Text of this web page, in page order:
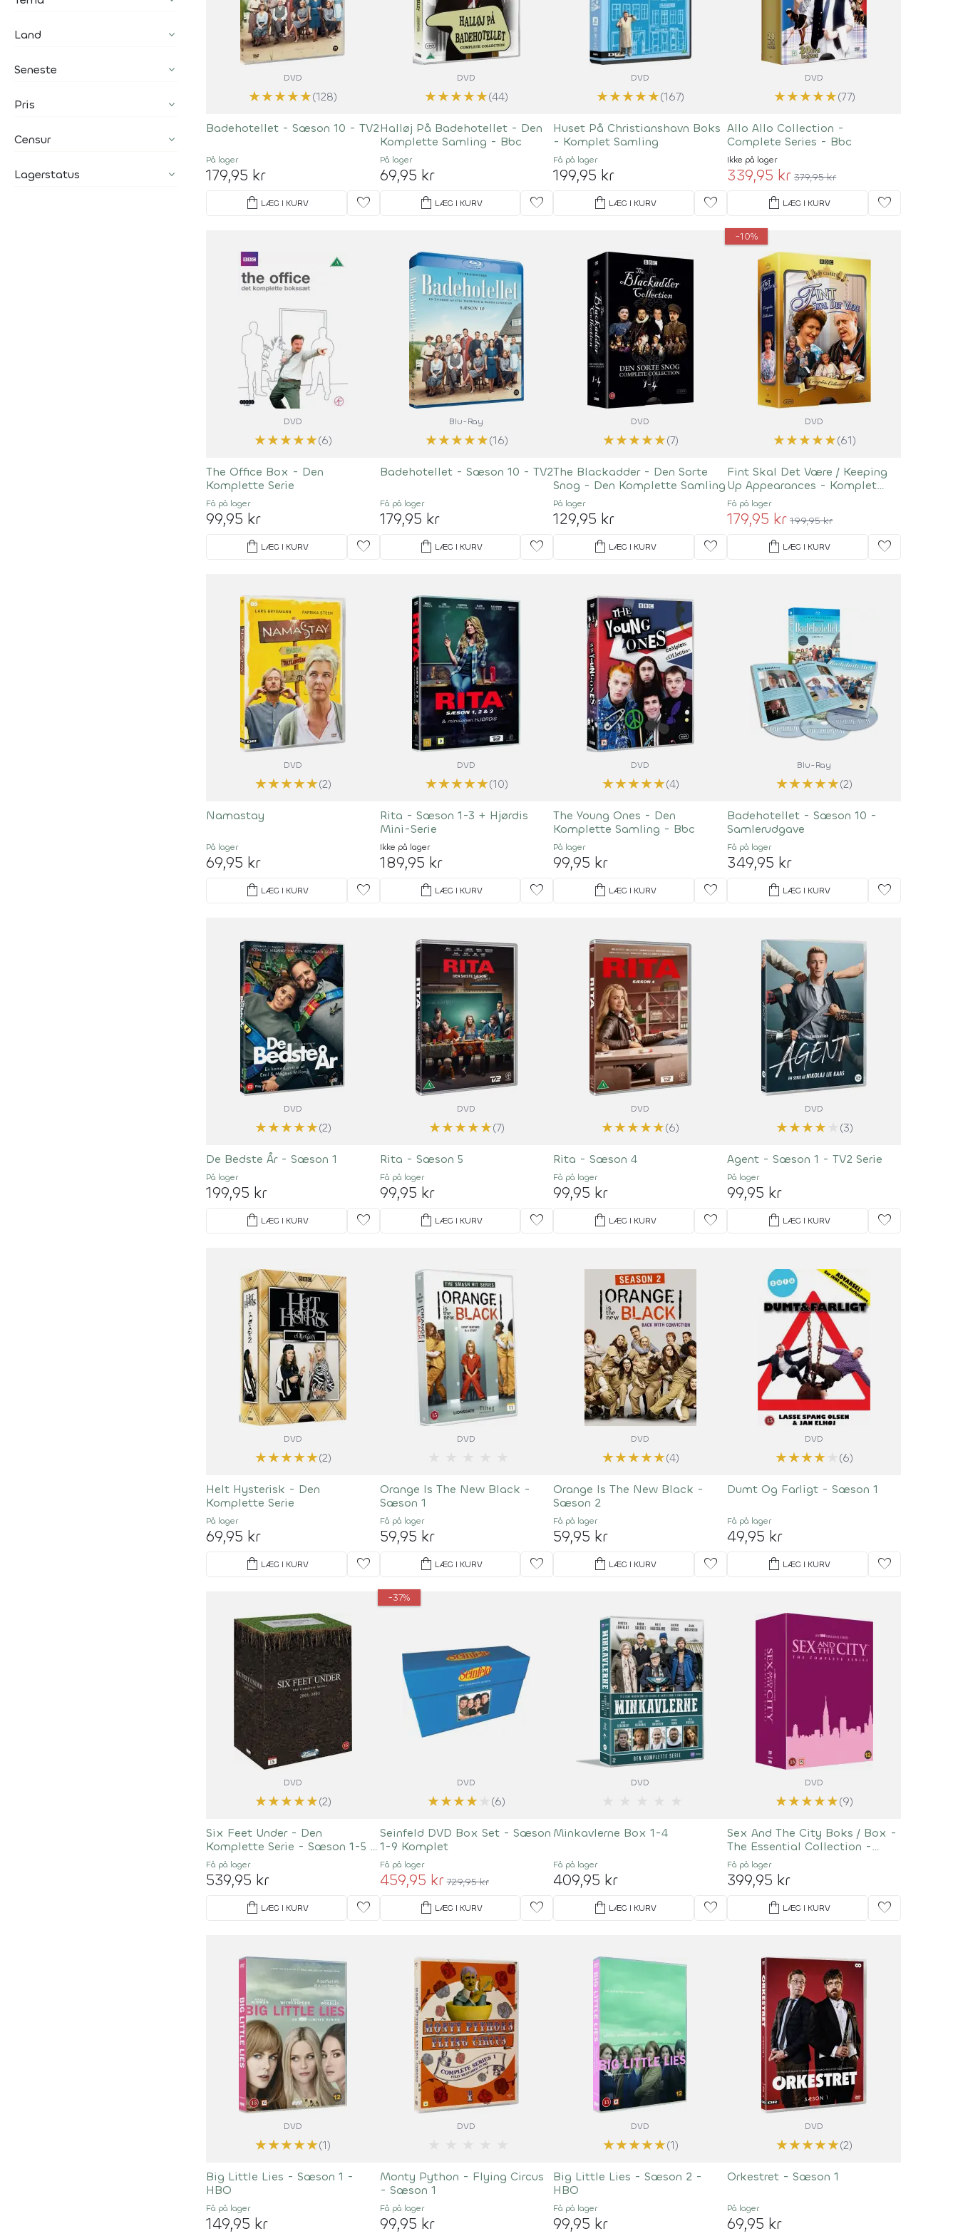
Land
Seneste
Pris
Censur
Lagerstatus
DVD
★★★★★(128)
Badehotellet - Sæson 10 - TV2
På lager
179,95 kr
shopping_bag LÆG I KURV favorite
DVD
★★★★★(44)
Halløj På Badehotellet - Den
Komplette Samling - Bbc
På lager
69,95 kr
shopping_bag LÆG I KURV favorite
DVD
★★★★★(167)
Huset På Christianshavn Boks
- Komplet Samling
Få på lager
199,95 kr
shopping_bag LÆG I KURV favorite
DVD
★★★★★(77)
Allo Allo Collection -
Complete Series - Bbc
Ikke på lager
339,95 kr 379,95 kr
shopping_bag LÆG I KURV favorite
DVD
★★★★★(6)
The Office Box - Den
Komplette Serie
Få på lager
99,95 kr
shopping_bag LÆG I KURV favorite
Blu-Ray
★★★★★(16)
Badehotellet - Sæson 10 - TV2
Få på lager
179,95 kr
shopping_bag LÆG I KURV favorite
DVD
★★★★★(7)
The Blackadder - Den Sorte
Snog - Den Komplette Samling
På lager
129,95 kr
shopping_bag LÆG I KURV favorite
-10%
DVD
★★★★★(61)
Fint Skal Det Være / Keeping
Up Appearances - Komplet
Boks
Få på lager
179,95 kr 199,95 kr
shopping_bag LÆG I KURV favorite
DVD
★★★★★(2)
Namastay
På lager
69,95 kr
shopping_bag LÆG I KURV favorite
DVD
★★★★★(10)
Rita - Sæson 1-3 + Hjørdis
Mini-Serie
Ikke på lager
189,95 kr
shopping_bag LÆG I KURV favorite
DVD
★★★★★(4)
The Young Ones - Den
Komplette Samling - Bbc
På lager
99,95 kr
shopping_bag LÆG I KURV favorite
Blu-Ray
★★★★★(2)
Badehotellet - Sæson 10 -
Samlerudgave
Få på lager
349,95 kr
shopping_bag LÆG I KURV favorite
DVD
★★★★★(2)
De Bedste År - Sæson 1
På lager
199,95 kr
shopping_bag LÆG I KURV favorite
DVD
★★★★★(7)
Rita - Sæson 5
Få på lager
99,95 kr
shopping_bag LÆG I KURV favorite
DVD
★★★★★(6)
Rita - Sæson 4
Få på lager
99,95 kr
shopping_bag LÆG I KURV favorite
DVD
★★★★ (3)
Agent - Sæson 1 - TV2 Serie
På lager
99,95 kr
shopping_bag LÆG I KURV favorite
DVD
★★★★★(2)
Helt Hysterisk - Den
Komplette Serie
På lager
69,95 kr
shopping_bag LÆG I KURV favorite
DVD
Orange Is The New Black -
Sæson 1
Få på lager
59,95 kr
shopping_bag LÆG I KURV favorite
DVD
★★★★★(4)
Orange Is The New Black -
Sæson 2
Få på lager
59,95 kr
shopping_bag LÆG I KURV favorite
DVD
★★★★ (6)
Dumt Og Farligt - Sæson 1
Få på lager
49,95 kr
shopping_bag LÆG I KURV favorite
DVD
★★★★★(2)
Six Feet Under - Den
Komplette Serie - Sæson 1-5 -
HBO
Få på lager
539,95 kr
shopping_bag LÆG I KURV favorite
-37%
DVD
★★★★ (6)
Seinfeld DVD Box Set - Sæson
1-9 Komplet
Få på lager
459,95 kr 729,95 kr
shopping_bag LÆG I KURV favorite
DVD
Minkavlerne Box 1-4
Få på lager
409,95 kr
shopping_bag LÆG I KURV favorite
DVD
★★★★★(9)
Sex And The City Boks / Box -
The Essential Collection -
HBO
Få på lager
399,95 kr
shopping_bag LÆG I KURV favorite
DVD
★★★★★(1)
Big Little Lies - Sæson 1 -
HBO
Få på lager
149,95 kr
DVD
Monty Python - Flying Circus
- Sæson 1
Få på lager
99,95 kr
DVD
★★★★★(1)
Big Little Lies - Sæson 2 -
HBO
Få på lager
99,95 kr
DVD
★★★★★(2)
Orkestret - Sæson 1
På lager
69,95 kr